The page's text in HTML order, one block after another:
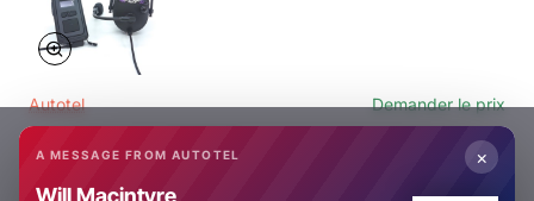
Autotel Demander le prix
×
A MESSAGE FROM AUTOTEL
Will Macintyre